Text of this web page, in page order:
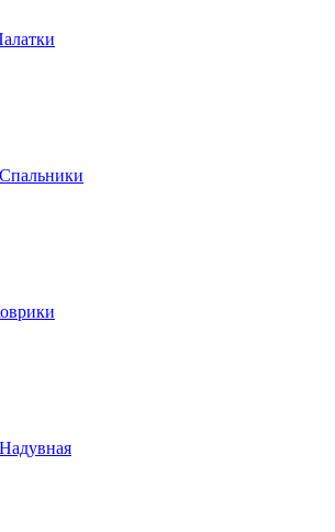
Спальники
Надувная